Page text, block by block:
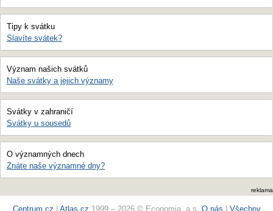
Tipy k svátku
Slavíte svátek?
Význam našich svátků
Naše svátky a jejich významy
Svátky v zahraničí
Svátky u sousedů
O významných dnech
Znáte naše významné dny?
reklama
Centrum.cz Atlas.cz 1999 – 2026 © Economia, a.s. O nás Všechny